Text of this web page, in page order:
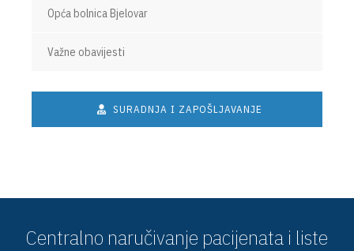
Opća bolnica Bjelovar
Važne obavijesti
SURADNJA I ZAPOŠLJAVANJE
Centralno naručivanje pacijenata i liste